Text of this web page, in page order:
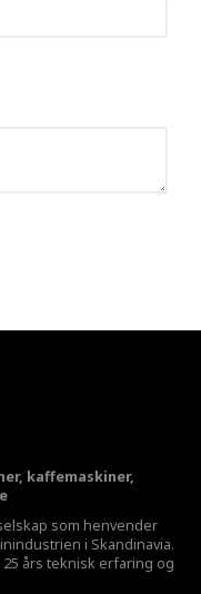
kaffemaskiner,
som henvender
i Skandinavia.
års teknisk erfaring og